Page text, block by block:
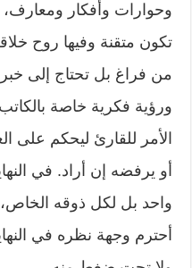
وحوارات وأفكار
تكون متقنة وفيها روح
من فراغ بل تحتاج إلى
ورؤية فكرية خاصة بالكاتب
الأمر للقارئ ليحكم على
أو يرفضه إن أراد. في
واحد بل لكل ذوقه الخاص،
أحترم وجهة نظره في